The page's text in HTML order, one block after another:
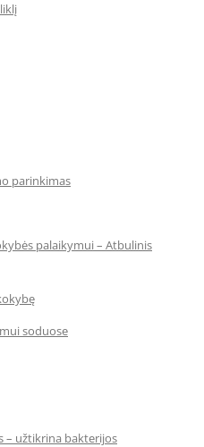
parinkimas
palaikymui – Atbulinis
soduose
– užtikrina bakterijos